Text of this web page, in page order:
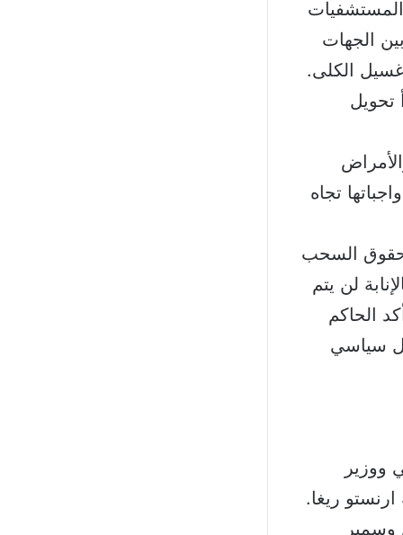
الجهات
الكلى.
تحويل
تجاه
حقوق السحب
لن يتم
الحاكم
سياسي
ووزير
ريغا.
وسمير